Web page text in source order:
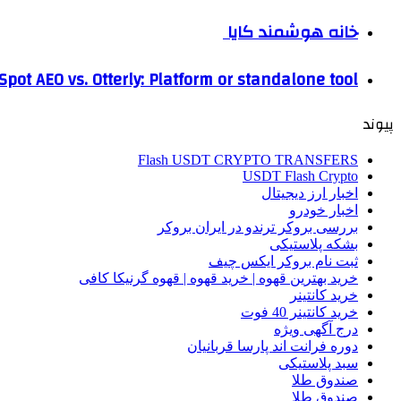
خانه هوشمند کایا
AEO vs. Otterly: Platform or standalone tool?
پیوند
Flash USDT CRYPTO TRANSFERS
USDT Flash Crypto
اخبار ارز دیجیتال
اخبار خودرو
بررسی بروکر ترندو در ایران بروکر
بشکه پلاستیکی
ثبت نام بروکر ایکس چیف
خرید بهترین قهوه | خرید قهوه | قهوه گرنیکا کافی
خرید کانتینر
خرید کانتینر 40 فوت
درج آگهی ویژه
دوره فرانت اند پارسا قربانیان
سبد پلاستیکی
صندوق طلا
صندوق طلا